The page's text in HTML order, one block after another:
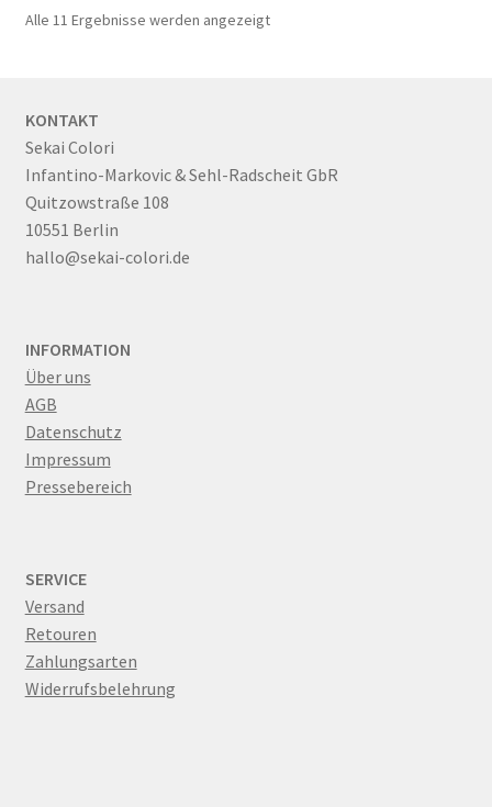
Alle 11 Ergebnisse werden angezeigt
KONTAKT
Sekai Colori
Infantino-Markovic & Sehl-Radscheit GbR
Quitzowstraße 108
10551 Berlin
hallo@sekai-colori.de
INFORMATION
Über uns
AGB
Datenschutz
Impressum
Pressebereich
SERVICE
Versand
Retouren
Zahlungsarten
Widerrufsbelehrung